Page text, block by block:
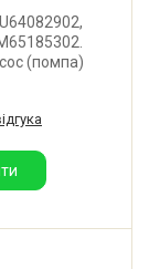
(помпа)
Робочий